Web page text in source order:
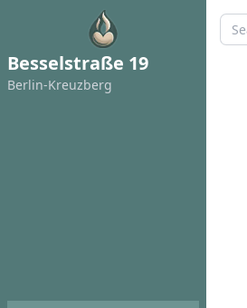
Besselstraße 19
Berlin-Kreuzberg